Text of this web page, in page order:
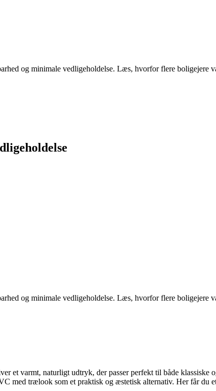
og minimale vedligeholdelse. Læs, hvorfor flere boligejere
og minimale vedligeholdelse. Læs, hvorfor flere boligejere
et varmt, naturligt udtryk, der passer perfekt til både klassiske
med trælook som et praktisk og æstetisk alternativ. Her får du